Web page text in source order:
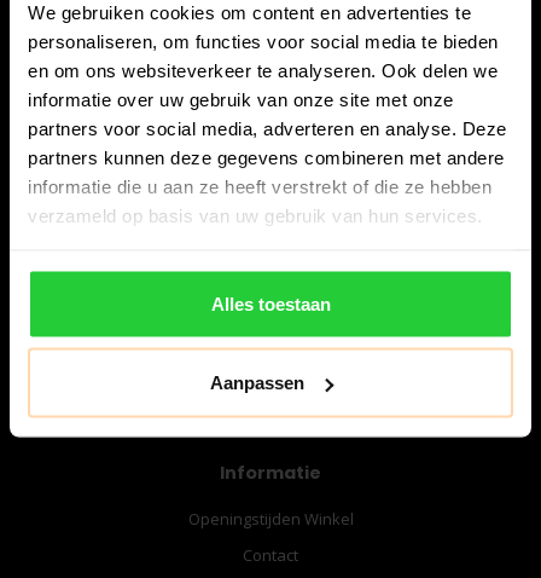
We gebruiken cookies om content en advertenties te
personaliseren, om functies voor social media te bieden
en om ons websiteverkeer te analyseren. Ook delen we
informatie over uw gebruik van onze site met onze
partners voor social media, adverteren en analyse. Deze
partners kunnen deze gegevens combineren met andere
informatie die u aan ze heeft verstrekt of die ze hebben
verzameld op basis van uw gebruik van hun services.
Alles toestaan
Aanpassen
Bespanracket.nl is dé racketspecialist van Lelystad en
omstreken.
Snijdersstraat 6
8224 AA Lelystad
Nederland
06-57276080
info@bespanracket.nl
Informatie
Openingstijden Winkel
Contact